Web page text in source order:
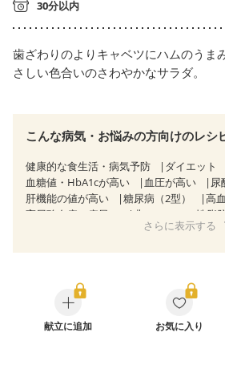
30分以内
歯ざわりのよりキャベツにハムのうま
さしい色合いのさわやかなサラダ。
こんな病気・お悩みの方向けのレシ
健康的な食生活・病気予防
ダイエット
血糖値・HbA1cが高い
血圧が高い
尿
肝機能の値が高い
糖尿病（2型）
高
高尿酸血症（痛風）
非アルコール性脂
過敏性腸症候群（IBS）
乳がん治療を終えた方・経過観察中の方な
妊娠中(初期)
妊婦健診・体重増加が気
妊婦健診・血圧が気になる（初期）
さらに表示する
献立に追加 お気に入り